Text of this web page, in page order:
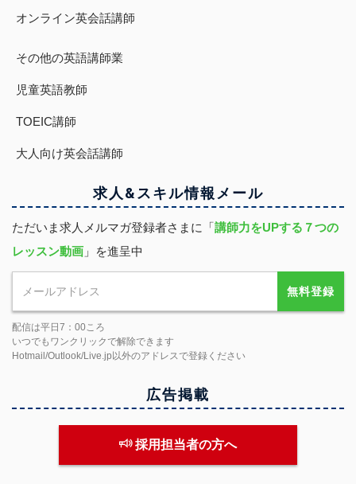
オンライン英会話講師
その他の英語講師業
児童英語教師
TOEIC講師
大人向け英会話講師
求人&スキル情報 メール
ただいま求人メルマガ登録者さまに「講師力をUPする７つの
レッスン動画 」を進呈中
無料登録
配信は平日7：00ころ
いつでもワンクリックで解除できます
Hotmail/Outlook/Live.jp以外のアドレスで登録ください
広告掲載
採用担当者の方へ